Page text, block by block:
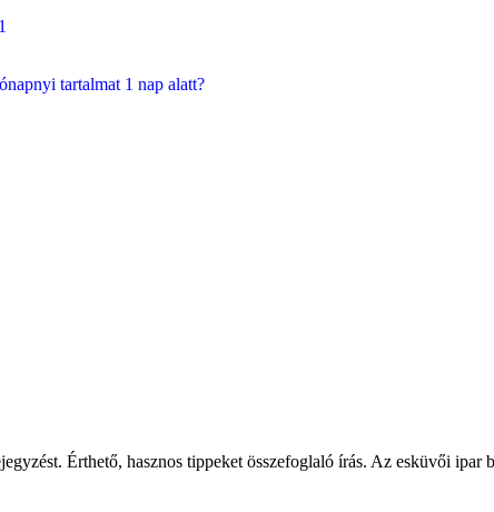
tartalmat 1 nap alatt?
Érthető, hasznos tippeket összefoglaló írás. Az esküvői